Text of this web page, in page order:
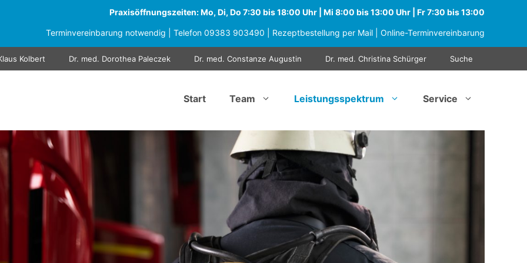
Praxisöffnungszeiten: Mo, Di, Do 7:30 bis 18:00 Uhr | Mi 8:00 bis 13:00 Uhr | Fr 7:30 bis 13:00
Terminvereinbarung notwendig | Telefon 09383 903490 Rezeptbestellung per Mail Online-Terminvereinbarung
Kolbert Dr. med. Dorothea Paleczek Dr. med. Constanze Augustin Dr. med. Christina Schürger Suche
Start Team Leistungsspektrum Service